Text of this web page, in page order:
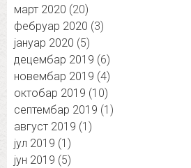
март 2020 (20)
фебруар 2020 (3)
јануар 2020 (5)
децембар 2019 (6)
новембар 2019 (4)
октобар 2019 (10)
септембар 2019 (1)
август 2019 (1)
јул 2019 (1)
јун 2019 (5)